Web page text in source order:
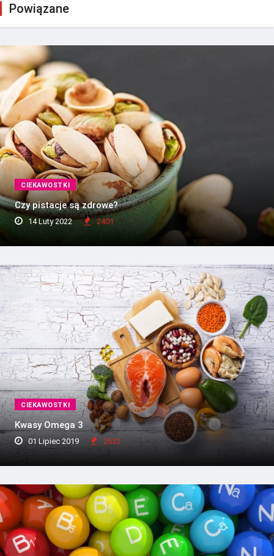
Powiązane
CIEKAWOSTKI
Czy pistacje są zdrowe?
14 Luty 2022 2401
CIEKAWOSTKI
Kwasy Omega 3
01 Lipiec 2019 2632